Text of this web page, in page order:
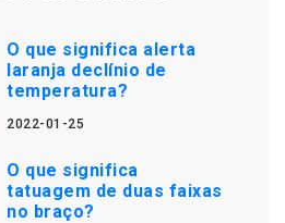
O que significa alerta
laranja declínio de
temperatura?
2022-01-25
O que significa
tatuagem de duas faixas
no braço?